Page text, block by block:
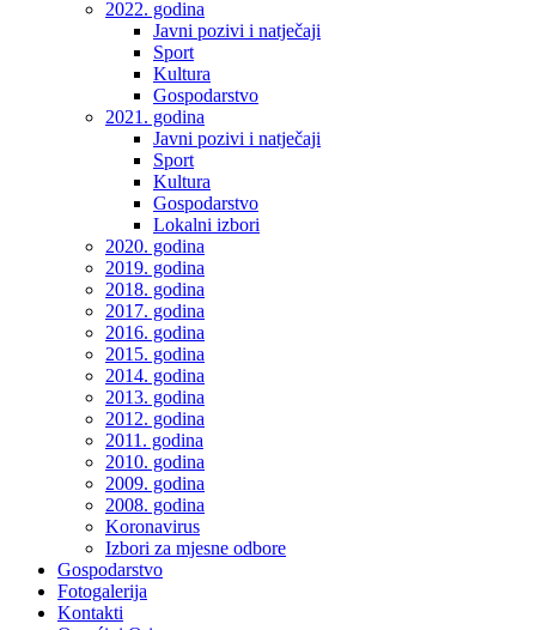
2022. godina
Javni pozivi i natječaji
Sport
Kultura
Gospodarstvo
2021. godina
Javni pozivi i natječaji
Sport
Kultura
Gospodarstvo
Lokalni izbori
2020. godina
2019. godina
2018. godina
2017. godina
2016. godina
2015. godina
2014. godina
2013. godina
2012. godina
2011. godina
2010. godina
2009. godina
2008. godina
Koronavirus
Izbori za mjesne odbore
Gospodarstvo
Fotogalerija
Kontakti